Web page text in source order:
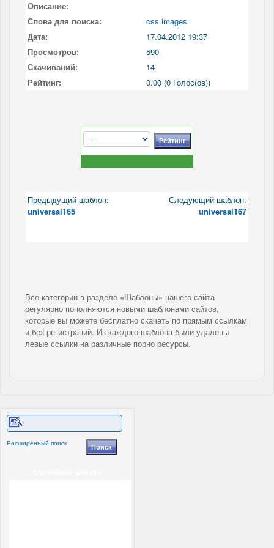
Описание:
Слова для поиска:
css images
Дата:
17.04.2012 19:37
Просмотров:
590
Скачиваний:
14
Рейтинг:
0.00 (0 Голос(ов))
Предыдущий шаблон:
universal165
Следующий шаблон:
universal167
Все категории в разделе «Шаблоны» нашего сайта
регулярно пополняются новыми шаблонами сайтов,
которые вы можете бесплатно скачать по прямым ссылкам
и без регистраций. Из каждого шаблона были удалены
левые ссылки на различные порно ресурсы.
Расширенный поиск